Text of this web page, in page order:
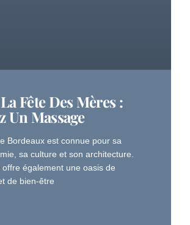
Fête Des Mères :
Un Massage
Bordeaux est connue pour sa
sa culture et son architecture.
offre également une oasis de
de bien-être